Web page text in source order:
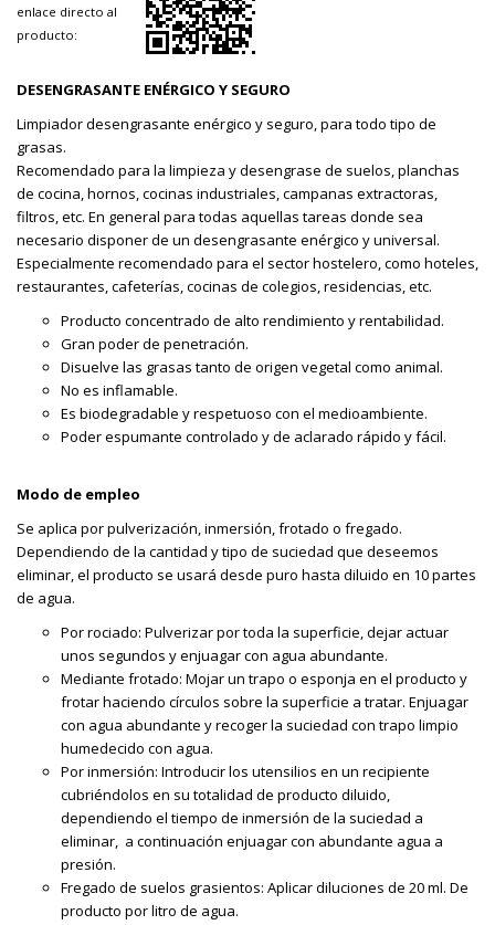
enlace directo al
producto:
DESENGRASANTE ENÉRGICO Y SEGURO
Limpiador desengrasante enérgico y seguro, para todo tipo de
grasas.
Recomendado para la limpieza y desengrase de suelos, planchas
de cocina, hornos, cocinas industriales, campanas extractoras,
filtros, etc. En general para todas aquellas tareas donde sea
necesario disponer de un desengrasante enérgico y universal.
Especialmente recomendado para el sector hostelero, como hoteles,
restaurantes, cafeterías, cocinas de colegios, residencias, etc.
Producto concentrado de alto rendimiento y rentabilidad.
Gran poder de penetración.
Disuelve las grasas tanto de origen vegetal como animal.
No es inflamable.
Es biodegradable y respetuoso con el medioambiente.
Poder espumante controlado y de aclarado rápido y fácil.
Modo de empleo
Se aplica por pulverización, inmersión, frotado o fregado.
Dependiendo de la cantidad y tipo de suciedad que deseemos
eliminar, el producto se usará desde puro hasta diluido en 10 partes
de agua.
Por rociado: Pulverizar por toda la superficie, dejar actuar
unos segundos y enjuagar con agua abundante.
Mediante frotado: Mojar un trapo o esponja en el producto y
frotar haciendo círculos sobre la superficie a tratar. Enjuagar
con agua abundante y recoger la suciedad con trapo limpio
humedecido con agua.
Por inmersión: Introducir los utensilios en un recipiente
cubriéndolos en su totalidad de producto diluido,
dependiendo el tiempo de inmersión de la suciedad a
eliminar, a continuación enjuagar con abundante agua a
presión.
Fregado de suelos grasientos: Aplicar diluciones de 20 ml. De
producto por litro de agua.